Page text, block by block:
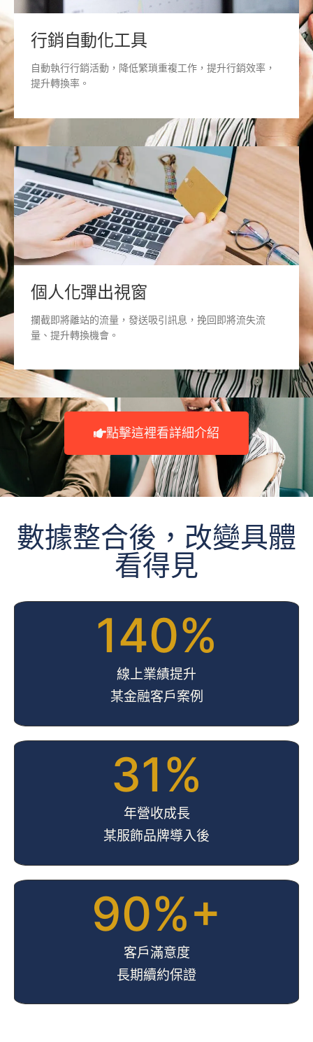
行銷自動化工具
自動執行行銷活動，降低繁瑣重複工作，提升行銷效率，
提升轉換率。
個人化彈出視窗
攔截即將離站的流量，發送吸引訊息，挽回即將流失流
量、提升轉換機會。
點擊這裡看詳細介紹
數據整合後，改變具體
看得見
140%
線上業績提升
某金融客戶案例
31%
年營收成長
某服飾品牌導入後
90%+
客戶滿意度
長期續約保證